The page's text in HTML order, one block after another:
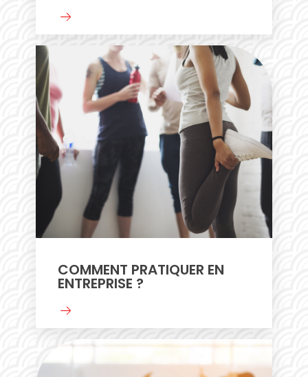
COMMENT PRATIQUER EN
ENTREPRISE ?